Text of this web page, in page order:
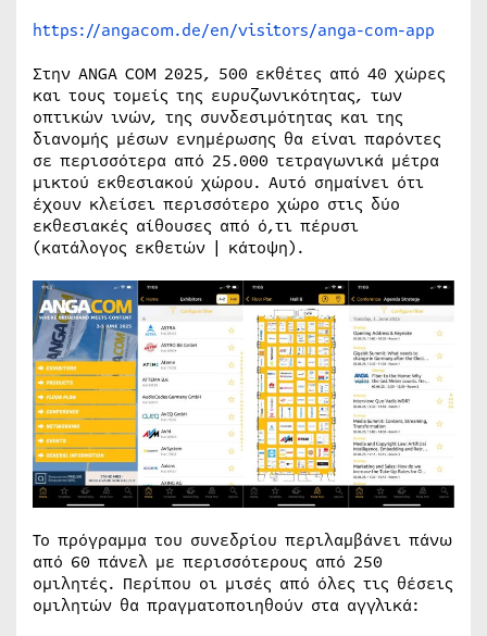
https://angacom.de/en/visitors/anga-com-app
Στην ANGA COM 2025, 500 εκθέτες από 40 χώρες
και τους τομείς της ευρυζωνικότητας, των
οπτικών ινών, της συνδεσιμότητας και της
διανομής μέσων ενημέρωσης θα είναι παρόντες
σε περισσότερα από 25.000 τετραγωνικά μέτρα
μικτού εκθεσιακού χώρου. Αυτό σημαίνει ότι
έχουν κλείσει περισσότερο χώρο στις δύο
εκθεσιακές αίθουσες από ό,τι πέρυσι
(κατάλογος εκθετών | κάτοψη).
Το πρόγραμμα του συνεδρίου περιλαμβάνει πάνω
από 60 πάνελ με περισσότερους από 250
ομιλητές. Περίπου οι μισές από όλες τις θέσεις
ομιλητών θα πραγματοποιηθούν στα αγγλικά: